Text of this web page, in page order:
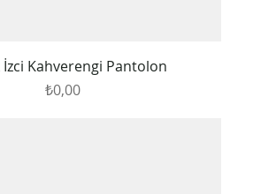
İzci Kahverengi Pantolon
Fiyat
₺0,00